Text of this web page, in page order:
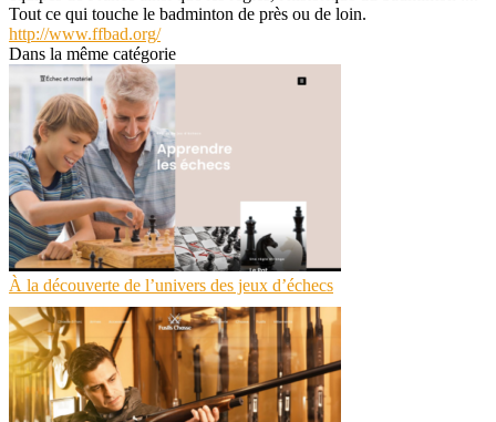
Tout ce qui touche le badminton de près ou de loin.
http://www.ffbad.org/
Dans la même catégorie
À la découverte de l’univers des jeux d’échecs